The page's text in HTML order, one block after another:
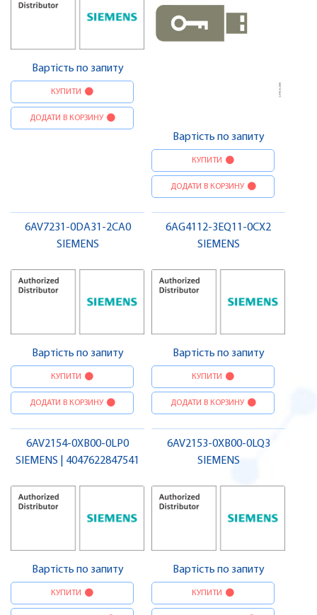
Вартість по запиту
КУПИТИ
ДОДАТИ В КОРЗИНУ
Вартість по запиту
КУПИТИ
ДОДАТИ В КОРЗИНУ
6AV7231-0DA31-2CA0
SIEMENS
Вартість по запиту
КУПИТИ
ДОДАТИ В КОРЗИНУ
6AG4112-3EQ11-0CX2
SIEMENS
Вартість по запиту
КУПИТИ
ДОДАТИ В КОРЗИНУ
6AV2154-0XB00-0LP0
SIEMENS | 4047622847541
Вартість по запиту
КУПИТИ
6AV2153-0XB00-0LQ3
SIEMENS
Вартість по запиту
КУПИТИ